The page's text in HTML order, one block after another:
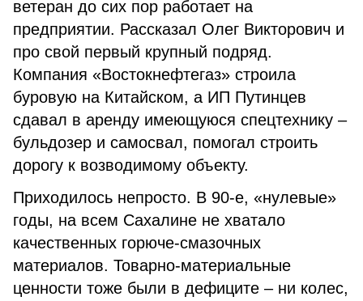
ветеран до сих пор работает на
предприятии. Рассказал Олег Викторович и
про свой первый крупный подряд.
Компания «Востокнефтегаз» строила
буровую на Китайском, а ИП Путинцев
сдавал в аренду имеющуюся спецтехнику –
бульдозер и самосвал, помогал строить
дорогу к возводимому объекту.
Приходилось непросто. В 90-е, «нулевые»
годы, на всем Сахалине не хватало
качественных горюче-смазочных
материалов. Товарно-материальные
ценности тоже были в дефиците – ни колес,